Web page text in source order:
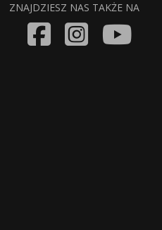
ZNAJDZIESZ NAS TAKŻE NA